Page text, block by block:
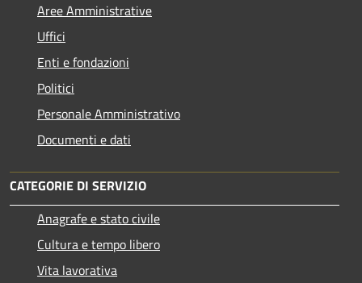
Aree Amministrative
Uffici
Enti e fondazioni
Politici
Personale Amministrativo
Documenti e dati
CATEGORIE DI SERVIZIO
Anagrafe e stato civile
Cultura e tempo libero
Vita lavorativa